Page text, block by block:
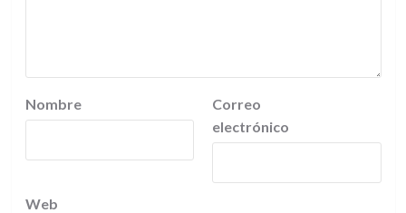
Nombre
Correo
electrónico
Web